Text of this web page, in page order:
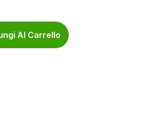
Al Carrello